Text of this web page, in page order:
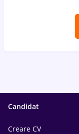
Candidat
Creare CV